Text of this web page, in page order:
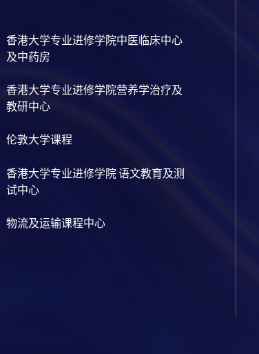
香港大学专业进修学院中医临床中心
及中药房
香港大学专业进修学院营养学治疗及
教研中心
伦敦大学课程
香港大学专业进修学院 语文教育及测
试中心
物流及运输课程中心